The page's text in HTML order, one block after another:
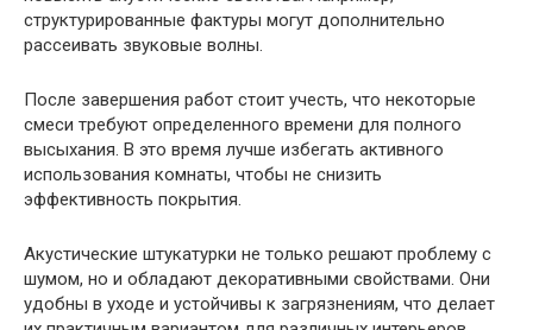
структурированные фактуры могут дополнительно
рассеивать звуковые волны.
После завершения работ стоит учесть, что некоторые
смеси требуют определенного времени для полного
высыхания. В это время лучше избегать активного
использования комнаты, чтобы не снизить
эффективность покрытия.
Акустические штукатурки не только решают проблему с
шумом, но и обладают декоративными свойствами. Они
удобны в уходе и устойчивы к загрязнениям, что делает